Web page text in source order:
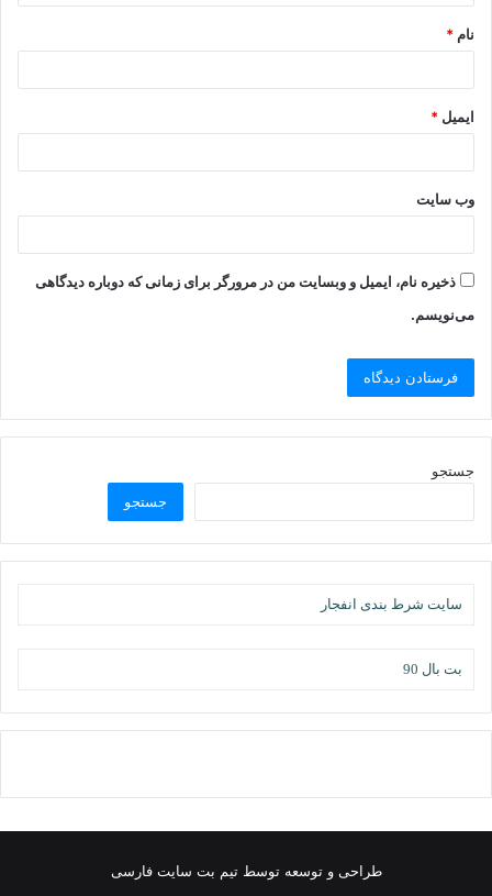
نام *
ایمیل *
وب‌ سایت
ذخیره نام، ایمیل و وبسایت من در مرورگر برای زمانی که دوباره دیدگاهی
می‌نویسم.
جستجو
جستجو
سایت شرط بندی انفجار
بت بال 90
طراحی و توسعه توسط تیم بت سایت فارسی